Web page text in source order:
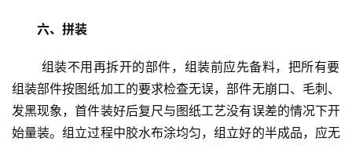
套
安
装
六、拼装
组装部件按图纸加工的要求检查无误，部件无崩口、毛刺、
发黑现象，首件装好后复尺与图纸工艺没有误差的情况下开
始量装。组立过程中胶水布涂均匀，组立好的半成品，应无